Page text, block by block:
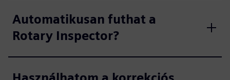
Automatikusan futhat a
Rotary Inspector?